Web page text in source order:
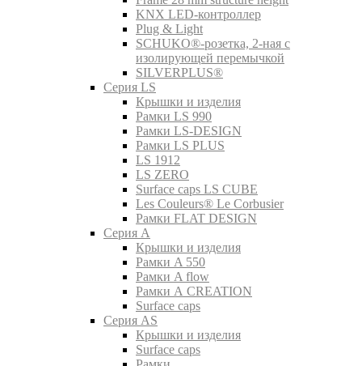
KNX LED-контроллер
Plug & Light
SCHUKO®-розетка, 2-ная с
изолирующей перемычкой
SILVERPLUS®
Серия LS
Крышки и изделия
Рамки LS 990
Рамки LS-DESIGN
Рамки LS PLUS
LS 1912
LS ZERO
Surface caps LS CUBE
Les Couleurs® Le Corbusier
Рамки FLAT DESIGN
Серия A
Крышки и изделия
Рамки A 550
Рамки A flow
Рамки A CREATION
Surface caps
Серия AS
Крышки и изделия
Surface caps